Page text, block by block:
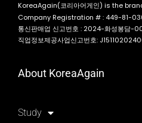
KoreaAgain(코리아어게인) is the
Company Registration # : 449-81-
통신판매업 신고번호 : 2024-화성봉담-
직업정보제공사업신고번호:
About KoreaAgain
Study